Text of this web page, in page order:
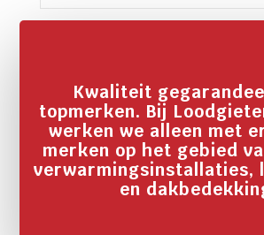
Kwaliteit
topmerken. Bij
werken we alleen met
merken op het gebied
verwarmingsinstallaties,
en